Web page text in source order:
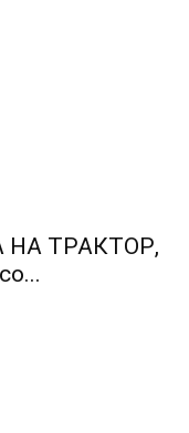
НА ТРАКТОР,